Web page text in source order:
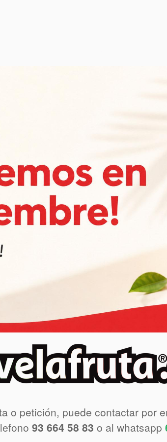
o petición, puede contactar por
93 664 58 83 o al whatsapp